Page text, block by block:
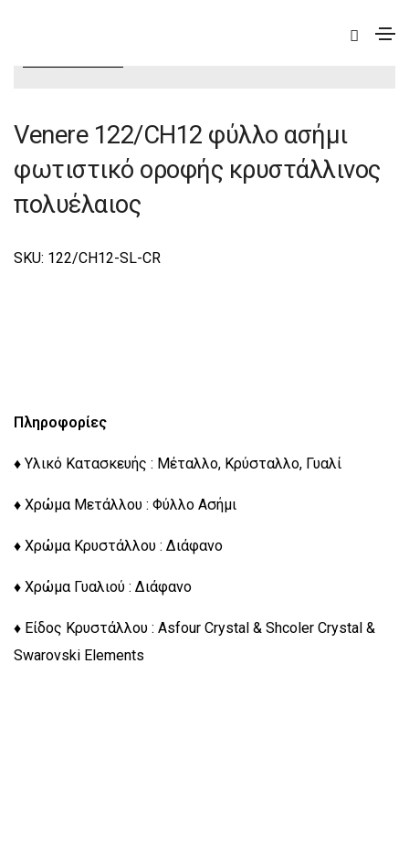
Venere 122/CH12 φύλλο ασήμι
φωτιστικό οροφής κρυστάλλινος
πολυέλαιος
SKU: 122/CΗ12-SL-CR
Πληροφορίες
♦ Υλικό Κατασκευής : Μέταλλο, Κρύσταλλο, Γυαλί
♦ Χρώμα Μετάλλου : Φύλλο Ασήμι
♦ Χρώμα Κρυστάλλου : Διάφανο
♦ Χρώμα Γυαλιού : Διάφανο
♦ Είδος Κρυστάλλου : Asfour Crystal & Shcoler Crystal &
Swarovski Elements